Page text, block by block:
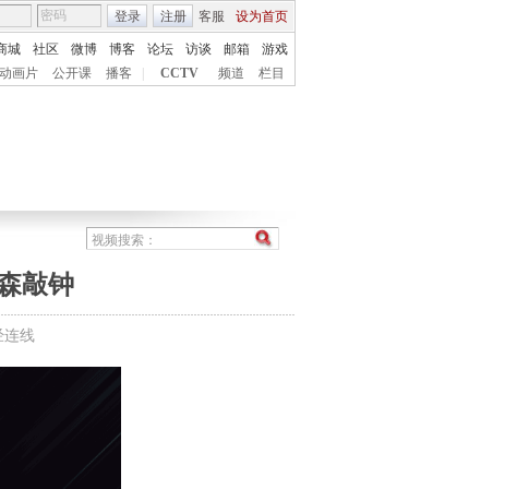
客服 设为首页
登录 注册
城 社区 微博 博客 论坛 访谈 邮箱
游戏
动画片 公开课 播客 CCTV 频道 栏目
敲钟
连线